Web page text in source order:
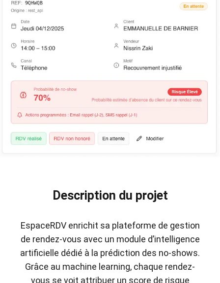
Description du projet
EspaceRDV enrichit sa plateforme de gestion
de rendez-vous avec un module d’intelligence
artificielle dédié à la prédiction des no-shows.
Grâce au machine learning, chaque rendez-
vous se voit attribuer un score de risque